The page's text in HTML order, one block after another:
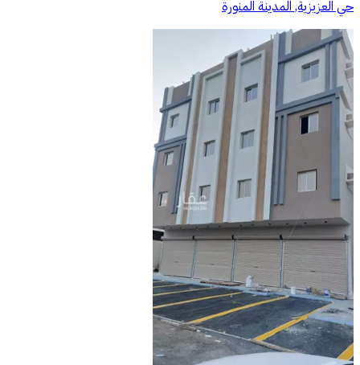
حي العزيزية, المدينة المنورة